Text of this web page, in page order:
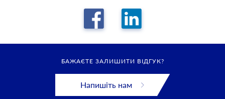
БАЖАЄТЕ ЗАЛИШИТИ ВІДГУК?
Напишіть нам